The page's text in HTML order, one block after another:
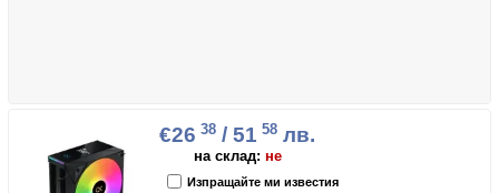
€26 38 / 51 58 лв.
на склад: не
Изпращайте ми известия